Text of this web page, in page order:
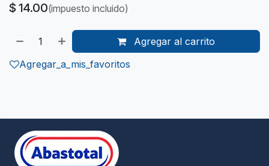
$ 14.00(impuesto incluido)
Agregar al carrito
Agregar_a_mis_favoritos